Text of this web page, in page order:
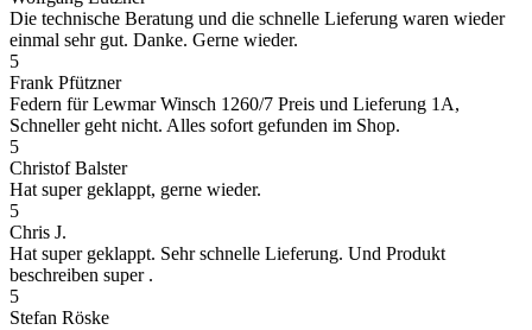
Die technische Beratung und die schnelle Lieferung waren wieder
einmal sehr gut. Danke. Gerne wieder.
5
Frank Pfützner
Federn für Lewmar Winsch 1260/7 Preis und Lieferung 1A,
Schneller geht nicht. Alles sofort gefunden im Shop.
5
Christof Balster
Hat super geklappt, gerne wieder.
5
Chris J.
Hat super geklappt. Sehr schnelle Lieferung. Und Produkt
beschreiben super .
5
Stefan Röske